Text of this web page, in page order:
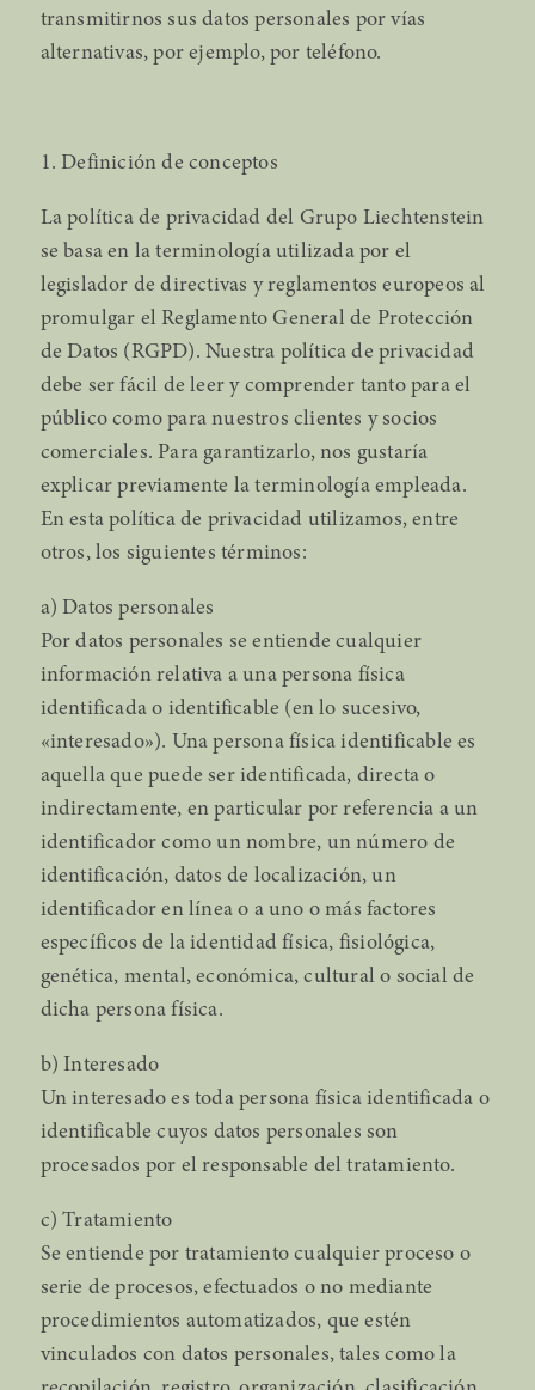
transmitirnos sus datos personales por vías
alternativas, por ejemplo, por teléfono.
1. Definición de conceptos
La política de privacidad del Grupo Liechtenstein
se basa en la terminología utilizada por el
legislador de directivas y reglamentos europeos al
promulgar el Reglamento General de Protección
de Datos (RGPD). Nuestra política de privacidad
debe ser fácil de leer y comprender tanto para el
público como para nuestros clientes y socios
comerciales. Para garantizarlo, nos gustaría
explicar previamente la terminología empleada.
En esta política de privacidad utilizamos, entre
otros, los siguientes términos:
a) Datos personales
Por datos personales se entiende cualquier
información relativa a una persona física
identificada o identificable (en lo sucesivo,
«interesado»). Una persona física identificable es
aquella que puede ser identificada, directa o
indirectamente, en particular por referencia a un
identificador como un nombre, un número de
identificación, datos de localización, un
identificador en línea o a uno o más factores
específicos de la identidad física, fisiológica,
genética, mental, económica, cultural o social de
dicha persona física.
b) Interesado
Un interesado es toda persona física identificada o
identificable cuyos datos personales son
procesados por el responsable del tratamiento.
c) Tratamiento
Se entiende por tratamiento cualquier proceso o
serie de procesos, efectuados o no mediante
procedimientos automatizados, que estén
vinculados con datos personales, tales como la